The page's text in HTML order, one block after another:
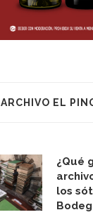
ARCHIVO EL
¿Qué
los